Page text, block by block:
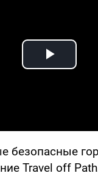
Play
безопасные
Travel off